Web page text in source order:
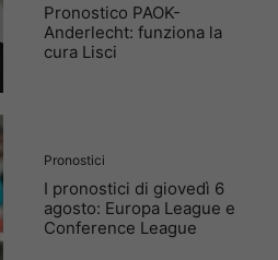
Pronostico PAOK-
Anderlecht: funziona la
cura Lisci
Pronostici
I pronostici di giovedì 6
agosto: Europa League e
Conference League